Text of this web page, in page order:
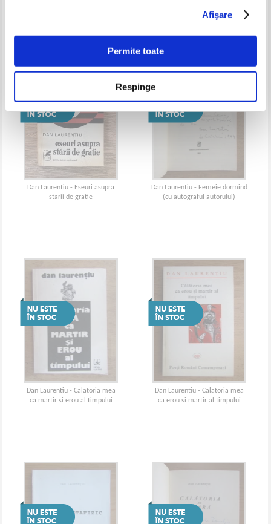
Afişare
Permite toate
Respinge
Dan Laurentiu - Eseuri asupra
starii de gratie
Dan Laurentiu - Femeie dormind
(cu autograful autorului)
Dan Laurentiu - Calatoria mea
ca martir si erou al timpului
Dan Laurentiu - Calatoria mea
ca erou si martir al timpului